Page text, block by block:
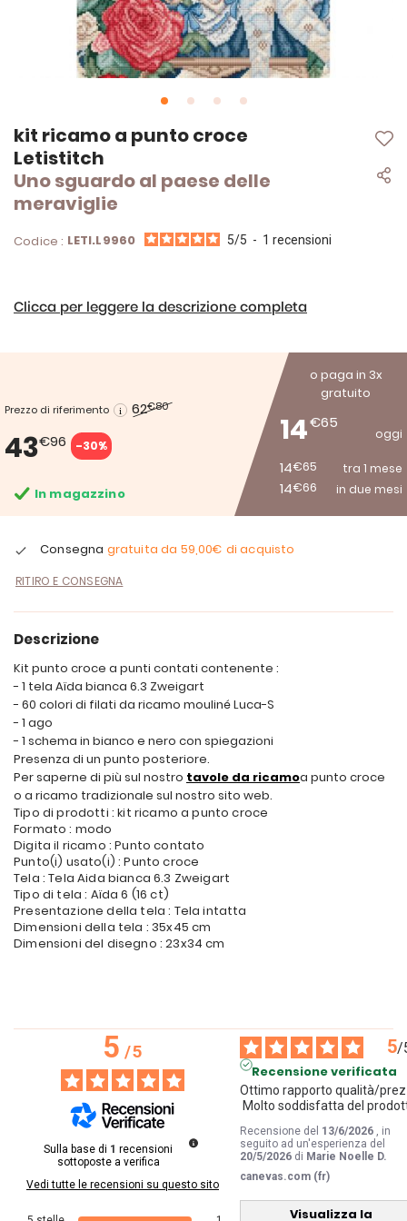
kit ricamo a punto croce
Letistitch
Uno sguardo al paese delle
meraviglie
Codice : LETI.L9960 5/5 - 1recensioni
Clicca per leggere la descrizione completa
Prezzo di riferimento 62€80
43€96 -30%
o paga in 3x
gratuito
14€65
oggi
14€65 tra 1 mese
14€66 in due mesi
In magazzino
Consegna gratuita da 59,00€ di acquisto
RITIRO E CONSEGNA
Vai
all'inizio
della
galleria
di
Descrizione
Kit punto croce a punti contati contenente :
- 1 tela Aïda bianca 6.3 Zweigart
- 60 colori di filati da ricamo mouliné Luca-S
- 1 ago
- 1 schema in bianco e nero con spiegazioni
Presenza di un punto posteriore.
Per saperne di più sul nostro tavole da ricamoa punto croce
o a ricamo tradizionale sul nostro sito web.
Tipo di prodotti : kit ricamo a punto croce
Formato : modo
Digita il ricamo : Punto contato
Punto(i) usato(i) : Punto croce
Tela : Tela Aida bianca 6.3 Zweigart
Tipo di tela : Aïda 6 (16 ct)
Presentazione della tela : Tela intatta
Dimensioni della tela : 35x45 cm
Dimensioni del disegno : 23x34 cm
5/5
Sulla base di 1 recensioni
sottoposte a verifica
Vedi tutte le recensioni su questo sito
5/
Recensione verificata
Ottimo rapporto qualità/
Molto soddisfatta del
Recensione del 13/6/2026
, in
seguito ad un'esperienza del
20/5/2026 di Marie Noelle D.
canevas.com (fr)
Visualizza la